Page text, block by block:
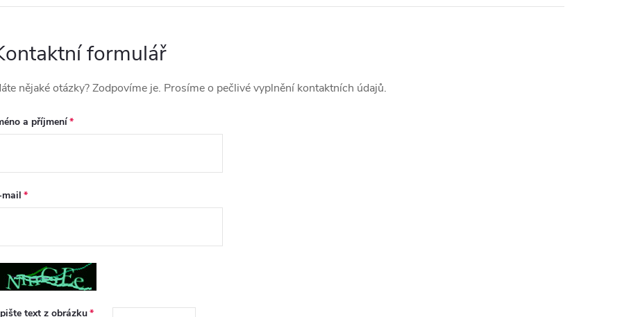
formulář
nějaké otázky? Zodpovíme je. Prosíme o pečlivé vyplnění kontaktních údajů.
a příjmení
mail
text z obrázku